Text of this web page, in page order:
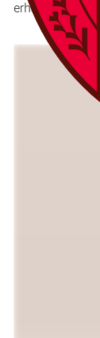
erhält sie über